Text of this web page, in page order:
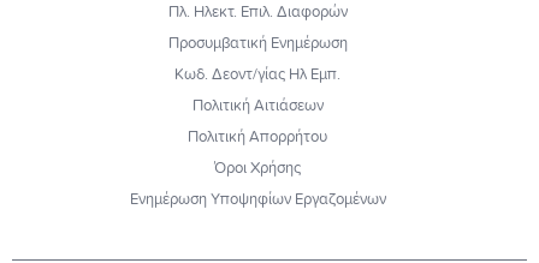
Πλ. Ηλεκτ. Επιλ. Διαφορών
Προσυμβατική Ενημέρωση
Κωδ. Δεοντ/γίας Ηλ Εμπ.
Πολιτική Αιτιάσεων
Πολιτική Απορρήτου
Όροι Χρήσης
Ενημέρωση Υποψηφίων Εργαζομένων